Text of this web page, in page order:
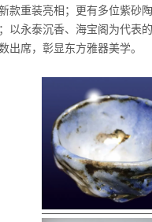
款重装亮相；更有多位紫砂
以永泰沉香、海宝阁为代表
出席，彰显东方雅器美学。